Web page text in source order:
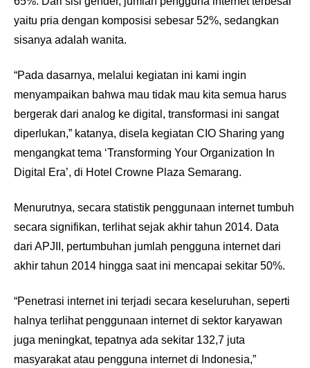
yaitu pria dengan komposisi sebesar 52%, sedangkan
sisanya adalah wanita.
“Pada dasarnya, melalui kegiatan ini kami ingin
menyampaikan bahwa mau tidak mau kita semua harus
bergerak dari analog ke digital, transformasi ini sangat
diperlukan,” katanya, disela kegiatan CIO Sharing yang
mengangkat tema ‘Transforming Your Organization In
Digital Era’, di Hotel Crowne Plaza Semarang.
Menurutnya, secara statistik penggunaan internet tumbuh
secara signifikan, terlihat sejak akhir tahun 2014. Data
dari APJII, pertumbuhan jumlah pengguna internet dari
akhir tahun 2014 hingga saat ini mencapai sekitar 50%.
“Penetrasi internet ini terjadi secara keseluruhan, seperti
halnya terlihat penggunaan internet di sektor karyawan
juga meningkat, tepatnya ada sekitar 132,7 juta
masyarakat atau pengguna internet di Indonesia,”